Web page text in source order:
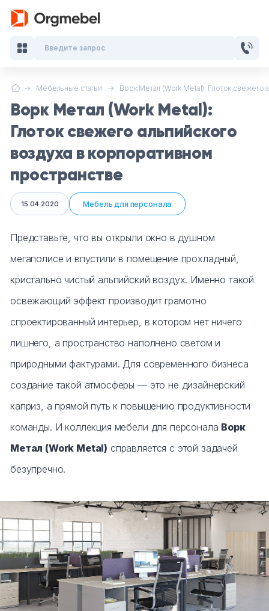
Мебельные статьи Ворк Метал (Work Metal): Глоток свежего
Ворк Метал (Work Metal):
Глоток свежего альпийского
воздуха в корпоративном
пространстве
Мебель для персонала
15.04.2020
Представьте, что вы открыли окно в душном
мегаполисе и впустили в помещение прохладный,
кристально чистый альпийский воздух. Именно такой
освежающий эффект производит грамотно
спроектированный интерьер, в котором нет ничего
лишнего, а пространство наполнено светом и
природными фактурами. Для современного бизнеса
создание такой атмосферы — это не дизайнерский
каприз, а прямой путь к повышению продуктивности
команды. И коллекция мебели для персонала Ворк
Метал (Work Metal) справляется с этой задачей
безупречно.
Введите запрос
Кабинеты руководителя
Мебель для персонала
Столы для переговоров
Офисные кресла и стулья
Тумбы офисные
Офисные шкафы
Офисные диваны
Сейфы и металлическая мебель
Обеденная зона
Искусственные растения